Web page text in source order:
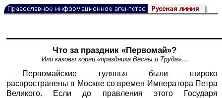
Что за праздник «Первомай»?
Или каковы корни «праздника Весны и Труда»…
Первомайские гулянья были широко
распространены в Москве со времен Императора Петра
Великого. Если до правления этого Государя